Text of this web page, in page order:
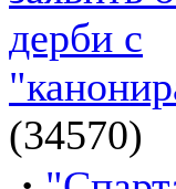
дерби с
(34570)